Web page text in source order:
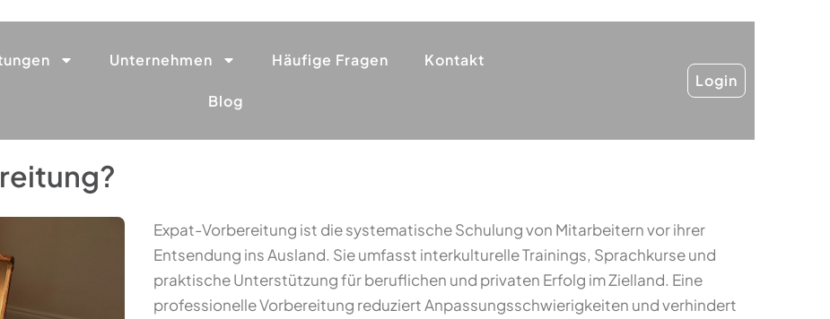
Unternehmen Häufige Fragen Kontakt
Blog
Login
Expat-Vorbereitung ist die systematische Schulung von Mitarbeitern vor ihrer
Entsendung ins Ausland. Sie umfasst interkulturelle Trainings, Sprachkurse und
praktische Unterstützung für beruflichen und privaten Erfolg im Zielland. Eine
professionelle Vorbereitung reduziert Anpassungsschwierigkeiten und verhindert